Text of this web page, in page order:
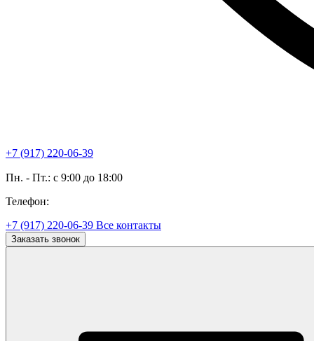
+7 (917) 220-06-39
Пн. - Пт.: с 9:00 до 18:00
Телефон:
+7 (917) 220-06-39 Все контакты
Заказать звонок